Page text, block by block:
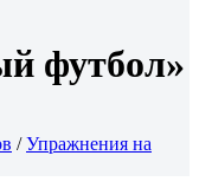
футбол»
/Упражнения на